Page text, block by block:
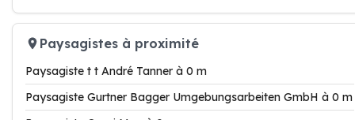
Paysagistes à proximité
Paysagiste t t André Tanner à 0 m
Paysagiste Gurtner Bagger Umgebungsarbeiten GmbH à 0 m